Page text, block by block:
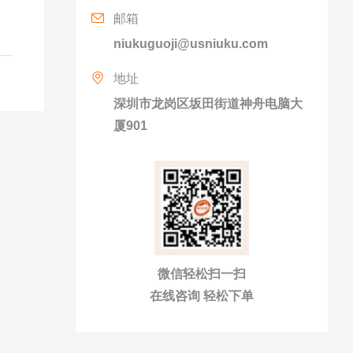
邮箱
niukuguoji@usniuku.com
地址
深圳市龙岗区坂田街道神舟电脑大
厦901
微信轻松扫一扫
在线咨询 轻松下单